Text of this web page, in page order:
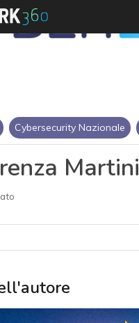
Cybersecurity Nazionale
Martini